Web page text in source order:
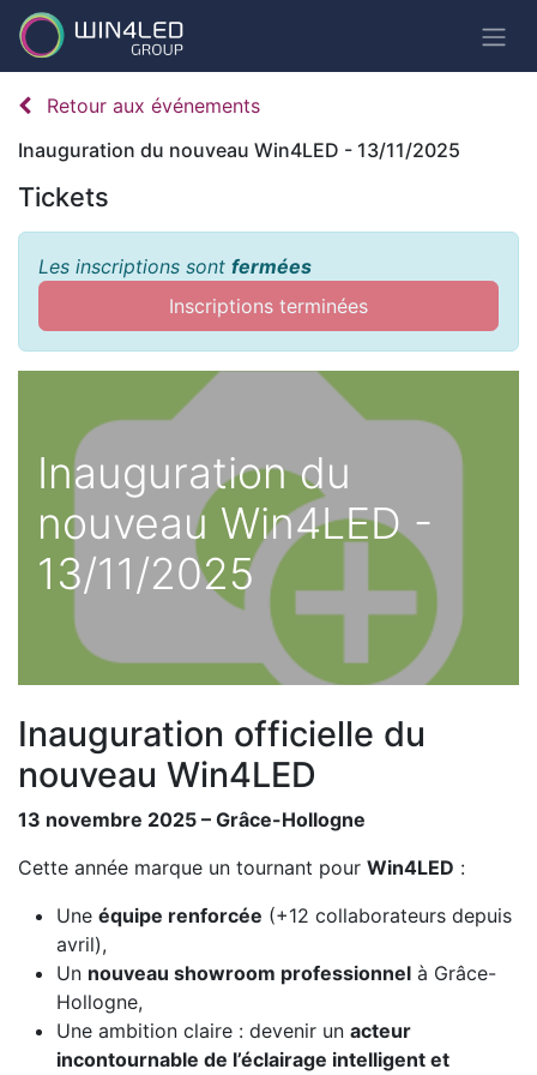
Retour aux événements
Inauguration du nouveau Win4LED - 13/11/2025
Tickets
Les inscriptions sont fermées
Inscriptions terminées
Inauguration du
nouveau Win4LED -
13/11/2025
Inauguration officielle du
nouveau Win4LED
13 novembre 2025 – Grâce-Hollogne
Cette année marque un tournant pour Win4LED :
Une équipe renforcée (+12 collaborateurs depuis
avril),
Un nouveau showroom professionnel à Grâce-
Hollogne,
Une ambition claire : devenir un acteur
incontournable de l’éclairage intelligent et